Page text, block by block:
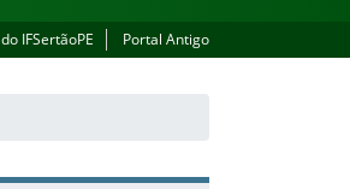
IFSertãoPE Portal Antigo